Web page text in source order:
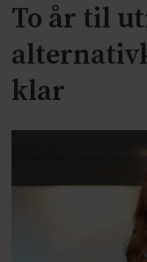
To år til
klar